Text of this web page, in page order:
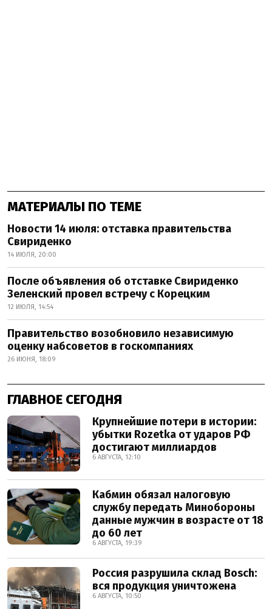
МАТЕРИАЛЫ ПО ТЕМЕ
Новости 14 июля: отставка правительства
Свириденко
14 ИЮЛЯ, 20:00
После объявления об отставке Свириденко
Зеленский провел встречу с Корецким
12 ИЮЛЯ, 14:54
Правительство возобновило независимую
оценку набсоветов в госкомпаниях
26 ИЮНЯ, 18:09
ГЛАВНОЕ СЕГОДНЯ
Крупнейшие потери в истории:
убытки Rozetka от ударов РФ
достигают миллиардов
6 АВГУСТА, 12:10
Кабмин обязал налоговую
службу передать Минобороны
данные мужчин в возрасте от 18
до 60 лет
6 АВГУСТА, 19:39
Россия разрушила склад Bosch:
вся продукция уничтожена
6 АВГУСТА, 10:50